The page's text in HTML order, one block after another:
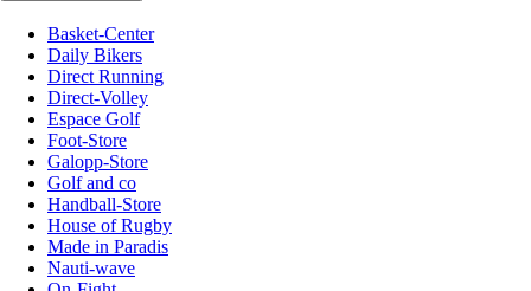
Basket-Center
Daily Bikers
Direct Running
Direct-Volley
Espace Golf
Foot-Store
Galopp-Store
Golf and co
Handball-Store
House of Rugby
Made in Paradis
Nauti-wave